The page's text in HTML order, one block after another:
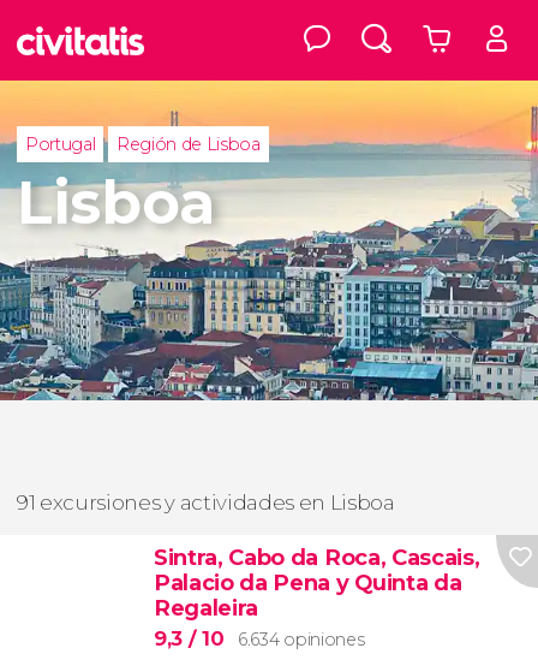
Portugal Región de Lisboa
Lisboa
91 excursiones y actividades en Lisboa
Sintra, Cabo da Roca, Cascais,
Palacio da Pena y Quinta da
Regaleira
9,3 / 10 6.634 opiniones